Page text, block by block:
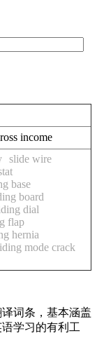
income
slide wire
base
board
dial
flap
hernia
mode crack
词条，基本涵盖
学习的有利工